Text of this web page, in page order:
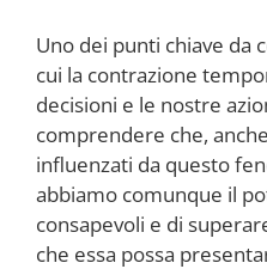
Uno dei punti chiave da
cui la contrazione
decisioni e le nostre
comprendere che,
influenzati da questo
abbiamo comunque il
consapevoli e di
che essa possa